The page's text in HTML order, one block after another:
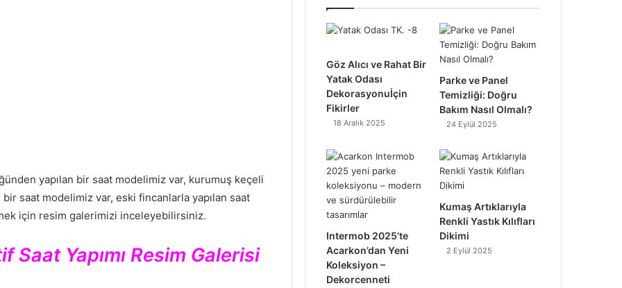
yapılan bir saat modelimiz var, kurumuş keçeli
saat modelimiz var, eski fincanlarla yapılan saat
için resim galerimizi inceleyebilirsiniz.
Saat Yapımı Resim Galerisi
Göz Alıcı ve Rahat Bir
Yatak Odası
Dekorasyonuİçin
Fikirler
18 Aralık 2025
Parke ve Panel
Temizliği: Doğru
Bakım Nasıl Olmalı?
24 Eylül 2025
Intermob 2025’te
Acarkon’dan Yeni
Koleksiyon –
Dekorcenneti
Kumaş Artıklarıyla
Renkli Yastık Kılıfları
Dikimi
2 Eylül 2025